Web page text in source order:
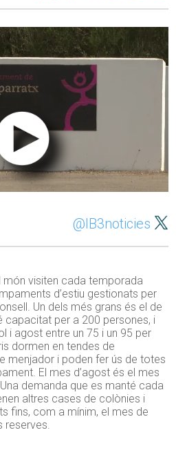
@IB3noticies
món visiten cada temporada
d’estiu gestionats per
Un dels més grans és el de
capacitat per a 200 persones, i
i agost entre un 75 i un 95 per
dormen en tendes de
menjador i poden fer ús de totes
El mes d’agost és el mes
demanda que es manté cada
altres cases de colònies i
fins, com a mínim, el mes de
reserves.